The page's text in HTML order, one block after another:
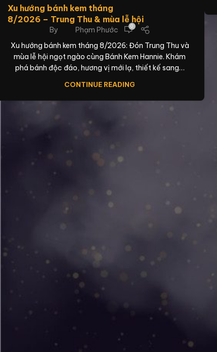
Xu hướng bánh kem tháng
8/2026 – Trung Thu & mùa lễ hội
By Phạm Phước 0
Xu hướng bánh kem tháng 8/2026: Đón Trung Thu và
mùa lễ hội ngọt ngào cùng Bánh Kem Hannie. Khám
phá bánh độc đáo, hương vị mới lạ, thiết kế sang…
CONTINUE READING